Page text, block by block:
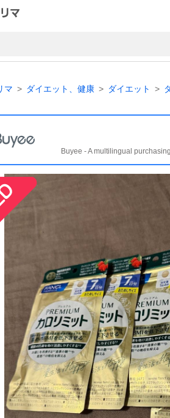
マ ダイエット、健康 ダイエット
Buyee - A multilingual